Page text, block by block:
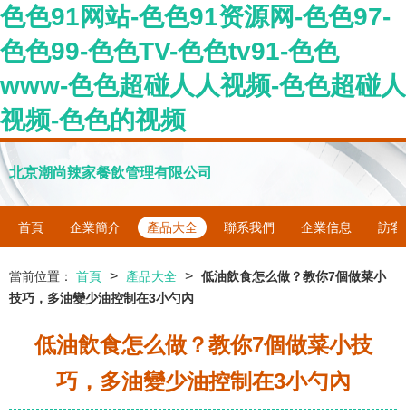
色色91网站-色色91资源网-色色97-
色色99-色色TV-色色tv91-色色
www-色色超碰人人视频-色色超碰人
视频-色色的视频
北京潮尚辣家餐飲管理有限公司
首頁 企業簡介 產品大全 聯系我們 企業信息 訪客
當前位置： 首頁 > 產品大全 > 低油飲食怎么做？教你7個做菜小
技巧，多油變少油控制在3小勺內
低油飲食怎么做？教你7個做菜小技
巧，多油變少油控制在3小勺內